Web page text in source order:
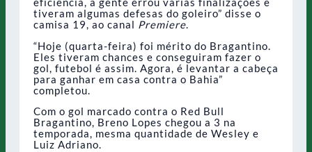
tiveram algumas defesas do goleiro” disse o
camisa 19, ao canal Premiere.
“Hoje (quarta-feira) foi mérito do Bragantino.
Eles tiveram chances e conseguiram fazer o
gol, futebol é assim. Agora, é levantar a cabeça
para ganhar em casa contra o Bahia”
completou.
Com o gol marcado contra o Red Bull
Bragantino, Breno Lopes chegou a 3 na
temporada, mesma quantidade de Wesley e
Luiz Adriano.